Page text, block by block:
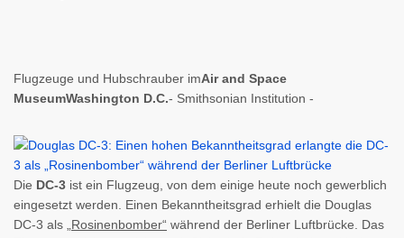
Flugzeuge und Hubschrauber imAir and Space
MuseumWashington D.C.- Smithsonian Institution -
Die DC-3 ist ein Flugzeug, von dem einige heute noch gewerblich
eingesetzt werden. Einen Bekanntheitsgrad erhielt die Douglas
DC-3 als
„Rosinenbomber“ während der Berliner Luftbrücke. Das